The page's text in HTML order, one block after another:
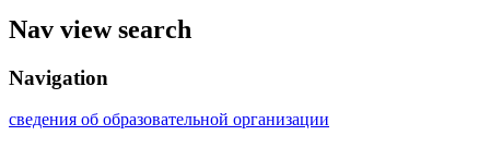
Nav view search
Navigation
сведения об образовательной организации